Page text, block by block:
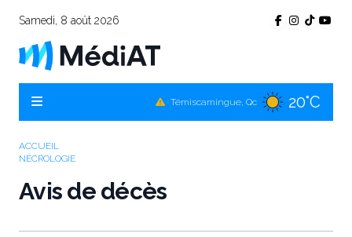
Samedi, 8 août 2026
20°C
19°C
ACCUEIL
NÉCROLOGIE
Avis de décès